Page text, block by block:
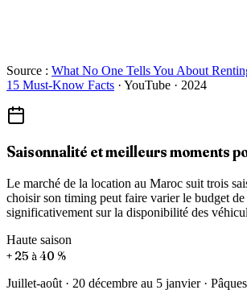
Source : What No One Tells You About
15 Must-Know Facts · YouTube · 2024
Saisonnalité et meilleurs moments
Le marché de la location au Maroc suit trois
choisir son timing peut faire varier le budget
significativement sur la disponibilité des
Haute saison
+ 25 à 40 %
Juillet-août · 20 décembre au 5 janvier ·